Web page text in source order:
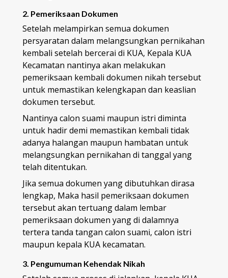
2. Pemeriksaan Dokumen
Setelah melampirkan semua dokumen
persyaratan dalam melangsungkan pernikahan
kembali setelah bercerai di KUA, Kepala KUA
Kecamatan nantinya akan melakukan
pemeriksaan kembali dokumen nikah tersebut
untuk memastikan kelengkapan dan keaslian
dokumen tersebut.
Nantinya calon suami maupun istri diminta
untuk hadir demi memastikan kembali tidak
adanya halangan maupun hambatan untuk
melangsungkan pernikahan di tanggal yang
telah ditentukan.
Jika semua dokumen yang dibutuhkan dirasa
lengkap, Maka hasil pemeriksaan dokumen
tersebut akan tertuang dalam lembar
pemeriksaan dokumen yang di dalamnya
tertera tanda tangan calon suami, calon istri
maupun kepala KUA kecamatan.
3. Pengumuman Kehendak Nikah